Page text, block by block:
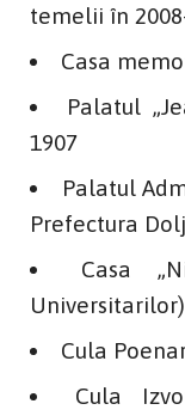
temelii în
Casa
Palatul
1907
Palatul
Prefectura
Casa
Cula
Cula